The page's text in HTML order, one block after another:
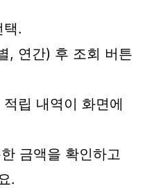
.
, 연간) 후 조회 버튼
립 내역이 화면에
금액을 확인하고
.